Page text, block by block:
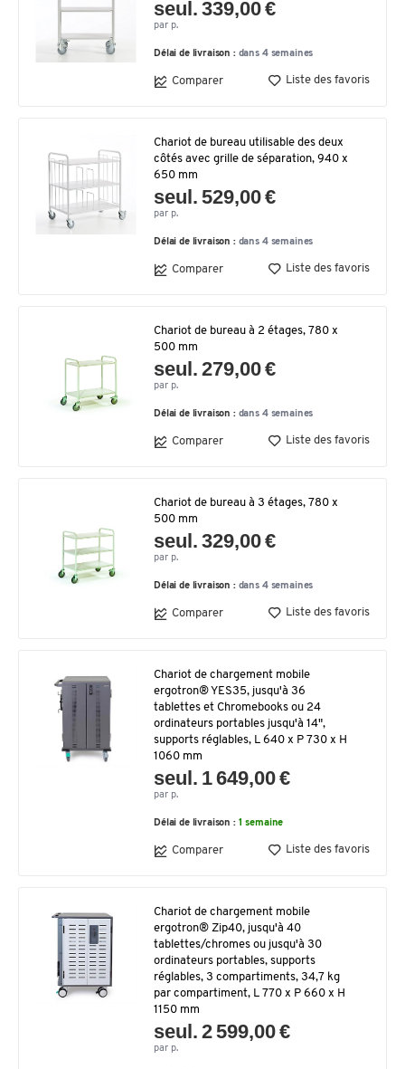
seul. 339,00 €
par p.
Délai de livraison : dans 4 semaines
Comparer Liste des favoris
Chariot de bureau utilisable des deux
côtés avec grille de séparation, 940 x
650 mm
seul. 529,00 €
par p.
Délai de livraison : dans 4 semaines
Comparer Liste des favoris
Chariot de bureau à 2 étages, 780 x
500 mm
seul. 279,00 €
par p.
Délai de livraison : dans 4 semaines
Comparer Liste des favoris
Chariot de bureau à 3 étages, 780 x
500 mm
seul. 329,00 €
par p.
Délai de livraison : dans 4 semaines
Comparer Liste des favoris
Chariot de chargement mobile
ergotron® YES35, jusqu'à 36
tablettes et Chromebooks ou 24
ordinateurs portables jusqu'à 14",
supports réglables, L 640 x P 730 x H
1060 mm
seul. 1 649,00 €
par p.
Délai de livraison : 1 semaine
Comparer Liste des favoris
Chariot de chargement mobile
ergotron® Zip40, jusqu'à 40
tablettes/chromes ou jusqu'à 30
ordinateurs portables, supports
réglables, 3 compartiments, 34,7 kg
par compartiment, L 770 x P 660 x H
1150 mm
seul. 2 599,00 €
par p.